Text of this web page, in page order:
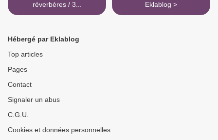
réverbères / 3...
Eklablog >
Hébergé par Eklablog
Top articles
Pages
Contact
Signaler un abus
C.G.U.
Cookies et données personnelles